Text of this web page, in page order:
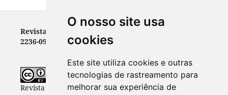
O nosso site usa
cookies
Este site utiliza cookies e outras
tecnologias de rastreamento para
melhorar sua experiência de
Revista Letras - ISSN 0100-0888 (versão impressa) e
2236-0999 (versão eletrônica)
Revista Letrasestá licenciada com uma Licença